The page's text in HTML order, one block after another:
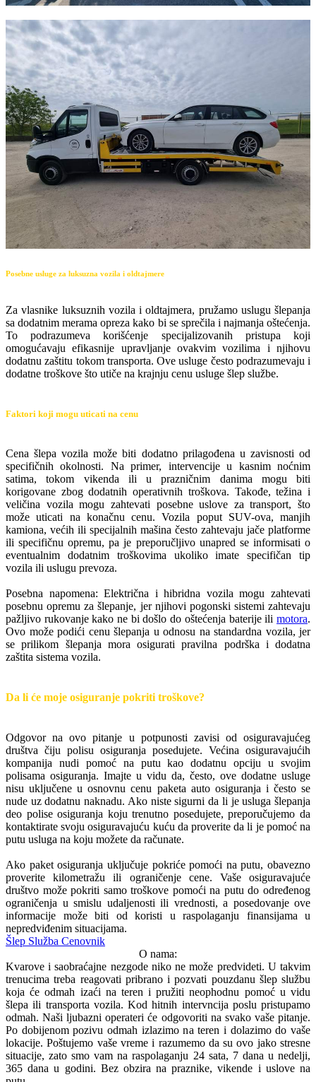
Posebne usluge za luksuzna vozila i oldtajmere
Za vlasnike luksuznih vozila i oldtajmera, pružamo uslugu šlepanja
sa dodatnim merama opreza kako bi se sprečila i najmanja oštećenja.
To podrazumeva korišćenje specijalizovanih pristupa koji
omogućavaju efikasnije upravljanje ovakvim vozilima i njihovu
dodatnu zaštitu tokom transporta. Ove usluge često podrazumevaju i
dodatne troškove što utiče na krajnju cenu usluge šlep službe.
Faktori koji mogu uticati na cenu
Cena šlepa vozila može biti dodatno prilagođena u zavisnosti od
specifičnih okolnosti. Na primer, intervencije u kasnim noćnim
satima, tokom vikenda ili u prazničnim danima mogu biti
korigovane zbog dodatnih operativnih troškova. Takođe, težina i
veličina vozila mogu zahtevati posebne uslove za transport, što
može uticati na konačnu cenu. Vozila poput SUV-ova, manjih
kamiona, većih ili specijalnih mašina često zahtevaju jače platforme
ili specifičnu opremu, pa je preporučljivo unapred se informisati o
eventualnim dodatnim troškovima ukoliko imate specifičan tip
vozila ili uslugu prevoza.
Posebna napomena: Električna i hibridna vozila mogu zahtevati
posebnu opremu za šlepanje, jer njihovi pogonski sistemi zahtevaju
pažljivo rukovanje kako ne bi došlo do oštećenja baterije ili motora.
Ovo može podići cenu šlepanja u odnosu na standardna vozila, jer
se prilikom šlepanja mora osigurati pravilna podrška i dodatna
zaštita sistema vozila.
Da li će moje osiguranje pokriti troškove?
Odgovor na ovo pitanje u potpunosti zavisi od osiguravajućeg
društva čiju polisu osiguranja posedujete. Većina osiguravajućih
kompanija nudi pomoć na putu kao dodatnu opciju u svojim
polisama osiguranja. Imajte u vidu da, često, ove dodatne usluge
nisu uključene u osnovnu cenu paketa auto osiguranja i često se
nude uz dodatnu naknadu. Ako niste sigurni da li je usluga šlepanja
deo polise osiguranja koju trenutno posedujete, preporučujemo da
kontaktirate svoju osiguravajuću kuću da proverite da li je pomoć na
putu usluga na koju možete da računate.
Ako paket osiguranja uključuje pokriće pomoći na putu, obavezno
proverite kilometražu ili ograničenje cene. Vaše osiguravajuće
društvo može pokriti samo troškove pomoći na putu do određenog
ograničenja u smislu udaljenosti ili vrednosti, a posedovanje ove
informacije može biti od koristi u raspolaganju finansijama u
nepredviđenim situacijama.
Šlep Služba Cenovnik
O nama:
Kvarove i saobraćajne nezgode niko ne može predvideti. U takvim
trenucima treba reagovati pribrano i pozvati pouzdanu šlep službu
koja će odmah izaći na teren i pružiti neophodnu pomoć u vidu
šlepa ili transporta vozila. Kod hitnih intervncija poslu pristupamo
odmah. Naši ljubazni operateri će odgovoriti na svako vaše pitanje.
Po dobijenom pozivu odmah izlazimo na teren i dolazimo do vaše
lokacije. Poštujemo vaše vreme i razumemo da su ovo jako stresne
situacije, zato smo vam na raspolaganju 24 sata, 7 dana u nedelji,
365 dana u godini. Bez obzira na praznike, vikende i uslove na